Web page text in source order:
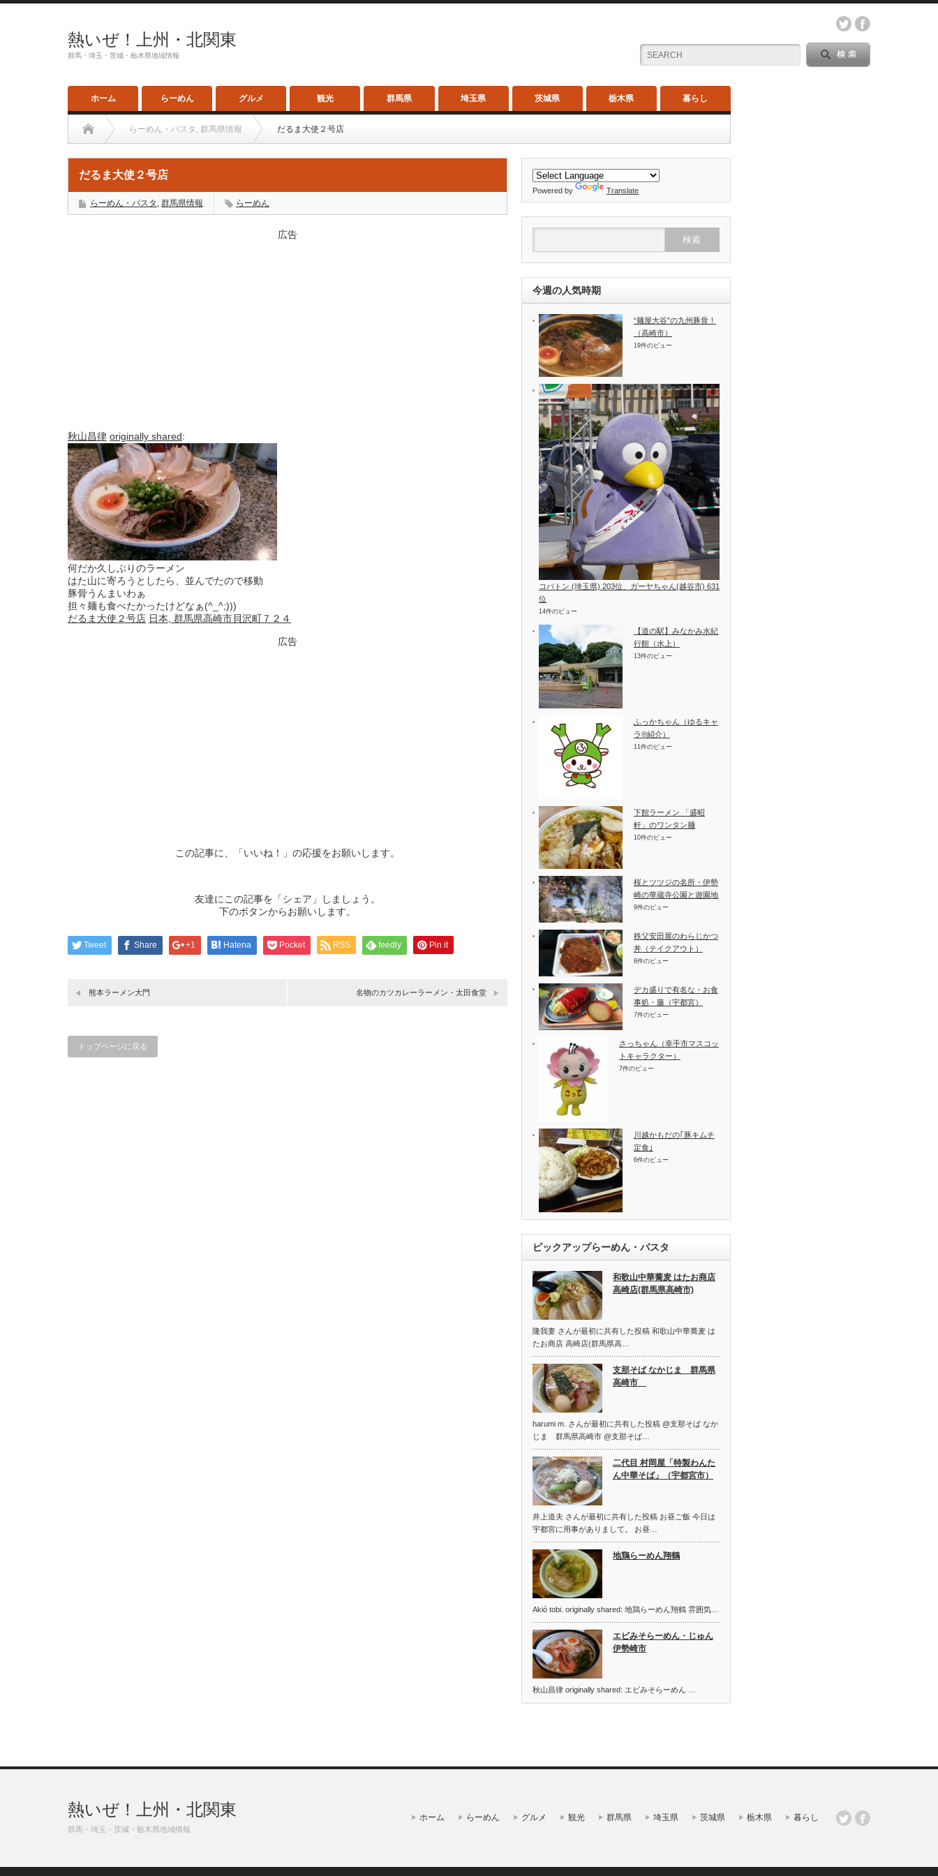
熱いぜ！上州・北関東
群馬・埼玉・茨城・栃木県地域情報
ホーム らーめん グルメ 観光 群馬県 埼玉県 茨城県 栃木県 暮らし
らーめん・パスタ , 群馬県情報 だるま大使２号店
だるま大使２号店
らーめん・パスタ , 群馬県情報 らーめん
広告
秋山昌律 originally shared:
何だか久しぶりのラーメン
はた山に寄ろうとしたら、並んでたので移動
豚骨うんまいわぁ
担々麺も食べたかったけどなぁ(^_^;)))
だるま大使２号店 日本, 群馬県高崎市貝沢町７２４
広告
この記事に、「いいね！」の応援をお願いします。
友達にこの記事を「シェア」しましょう。
下のボタンからお願いします。
Tweet Share +1 Hatena Pocket RSS feedly Pin it
熊本ラーメン大門 名物のカツカレーラーメン・太田食堂
トップページに戻る
Powered by Translate
今週の人気時期
“麺屋大谷”の九州豚骨！
（高崎市）
19件のビュー
コバトン (埼玉県) 203位、ガーヤちゃん(越谷市) 631
位
14件のビュー
【道の駅】みなかみ水紀
行館（水上）
13件のビュー
ふっかちゃん（ゆるキャ
ラ®紹介）
11件のビュー
下館ラーメン 「盛昭
軒」のワンタン麺
10件のビュー
桜とツツジの名所・伊勢
崎の華蔵寺公園と遊園地
9件のビュー
秩父安田屋のわらじかつ
丼（テイクアウト）
8件のビュー
デカ盛りで有名な・お食
事処・藤（宇都宮）
7件のビュー
さっちゃん（幸手市マスコッ
トキャラクター）
7件のビュー
川越かもだの｢豚キムチ
定食｣
6件のビュー
ピックアップらーめん・パスタ
和歌山中華蕎麦 はたお商店
高崎店(群馬県高崎市)
隆我妻 さんが最初に共有した投稿 和歌山中華蕎麦 は
たお商店 高崎店(群馬県高…
支那そば なかじま 群馬県
高崎市
harumi m. さんが最初に共有した投稿 @支那そば なか
じま 群馬県高崎市 @支那そば…
二代目 村岡屋「特製わんた
ん中華そば」（宇都宮市）
井上道夫 さんが最初に共有した投稿 お昼ご飯 今日は
宇都宮に用事がありまして。 お昼…
地鶏らーめん翔鶴
Akió tobi. originally shared: 地鶏らーめん翔鶴 雰囲気…
エビみそらーめん ・じゅん
伊勢崎市
秋山昌律 originally shared: エビみそらーめん …
熱いぜ！上州・北関東
群馬・埼玉・茨城・栃木県地域情報
ホーム らーめん グルメ 観光 群馬県 埼玉県 茨城県 栃木県 暮らし